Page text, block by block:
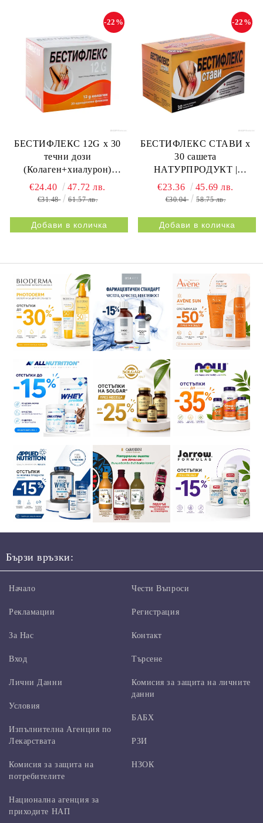
БЕСТИФЛЕКС 12G х 30
течни дози
(Колаген+хиалурон)
НАТУРПРОДУКТ |
BESTIFLEX 12G 30s
-22%
€24.40 47.72 лв.
€31.48 61.57 лв.
БЕСТИФЛЕКС СТАВИ х
30 сашета
НАТУРПРОДУКТ |
BESTIFLEX JOINTS 30s
NATURPRODUKT
-22%
€23.36 45.69 лв.
€30.04 58.75 лв.
Бързи връзки:
Начало
Рекламации
За Нас
Вход
Чести Въпроси
Регистрация
Контакт
Търсене
Лични Данни
Условия
Изпълнителна Агенция по
Лекарствата
Комисия за защита на
потребителите
Комисия за защита на личните
данни
БАБХ
РЗИ
НЗОК
Национална агенция за
приходите НАП